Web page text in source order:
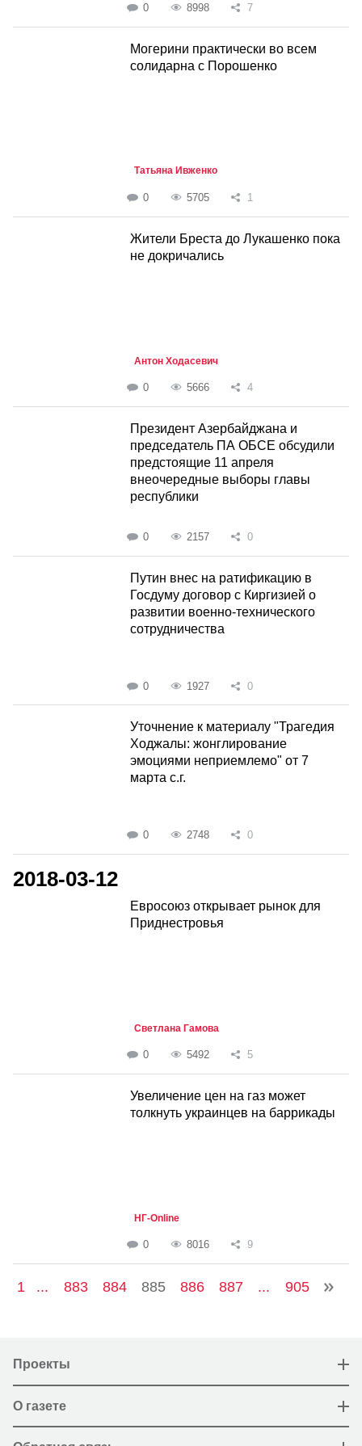
0 8998 7
Могерини практически во всем
солидарна с Порошенко
Татьяна Ивженко
0 5705 1
Жители Бреста до Лукашенко пока
не докричались
Антон Ходасевич
0 5666 4
Президент Азербайджана и
председатель ПА ОБСЕ обсудили
предстоящие 11 апреля
внеочередные выборы главы
республики
0 2157 0
Путин внес на ратификацию в
Госдуму договор с Киргизией о
развитии военно-технического
сотрудничества
0 1927 0
Уточнение к материалу "Трагедия
Ходжалы: жонглирование
эмоциями неприемлемо" от 7
марта с.г.
0 2748 0
2018-03-12
Евросоюз открывает рынок для
Приднестровья
Светлана Гамова
0 5492 5
Увеличение цен на газ может
толкнуть украинцев на баррикады
НГ-Online
0 8016 9
1 ... 883 884 885 886 887 ... 905
Проекты
О газете